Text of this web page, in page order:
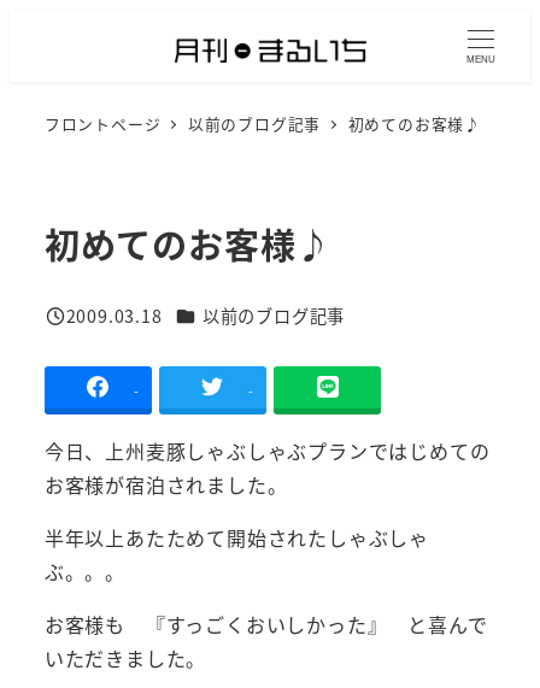
MENU
フロントページ 以前のブログ記事 初めてのお客様♪
初めてのお客様♪
投稿日
2009.03.18 カテゴリー
以前のブログ記事
- -
今日、上州麦豚しゃぶしゃぶプランではじめての
お客様が宿泊されました。
半年以上あたためて開始されたしゃぶしゃ
ぶ。。。
お客様も 『すっごくおいしかった』 と喜んで
いただきました。